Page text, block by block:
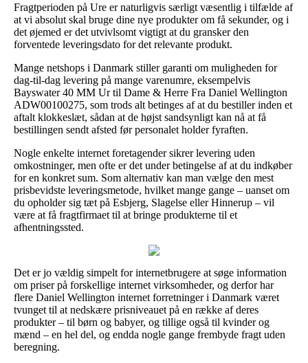
Fragtperioden på Ure er naturligvis særligt væsentlig i tilfælde af
at vi absolut skal bruge dine nye produkter om få sekunder, og i
det øjemed er det utvivlsomt vigtigt at du gransker den
forventede leveringsdato for det relevante produkt.
Mange netshops i Danmark stiller garanti om muligheden for
dag-til-dag levering på mange varenumre, eksempelvis
Bayswater 40 MM Ur til Dame & Herre Fra Daniel Wellington
ADW00100275, som trods alt betinges af at du bestiller inden et
aftalt klokkeslæt, sådan at de højst sandsynligt kan nå at få
bestillingen sendt afsted før personalet holder fyraften.
Nogle enkelte internet foretagender sikrer levering uden
omkostninger, men ofte er det under betingelse af at du indkøber
for en konkret sum. Som alternativ kan man vælge den mest
prisbevidste leveringsmetode, hvilket mange gange – uanset om
du opholder sig tæt på Esbjerg, Slagelse eller Hinnerup – vil
være at få fragtfirmaet til at bringe produkterne til et
afhentningssted.
Det er jo vældig simpelt for internetbrugere at søge information
om priser på forskellige internet virksomheder, og derfor har
flere Daniel Wellington internet forretninger i Danmark været
tvunget til at nedskære prisniveauet på en række af deres
produkter – til børn og babyer, og tillige også til kvinder og
mænd – en hel del, og endda nogle gange frembyde fragt uden
beregning.